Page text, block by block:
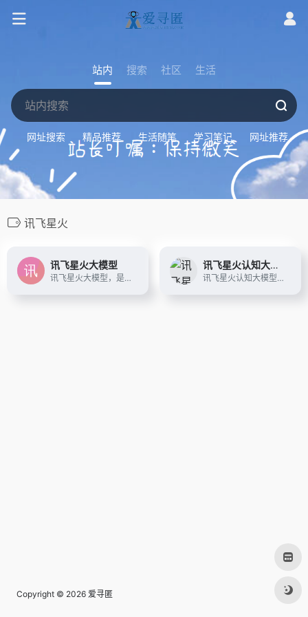
站内 搜索 社区 生活
网址搜索 精品推荐 生活随笔 学习笔记 网址推荐
讯飞星火
讯飞星火大模型
讯飞星火大模型，是由科大讯飞推出的新一代认知智能大模型，拥有跨领域的知识和语言理解能力，能够基于自然对话方式理解与执行任务，提供语言理解、知识问答、逻辑推理、数学题解答、代码理解与编写等多种能力。
讯飞星火认知大模型
讯飞星火认知大模型，是由科大讯飞推出的新一代认知智能大模型，拥有跨领域的知识和语言理解能力，能够基于自然对话方式理解与执行任务，提供语言理解、知识问答、逻辑推理、数学题解答、代码理解与编写等多种能力。
Copyright © 2026 爱寻匿